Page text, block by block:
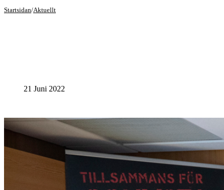
Startsidan/Aktuellt
21 Juni 2022